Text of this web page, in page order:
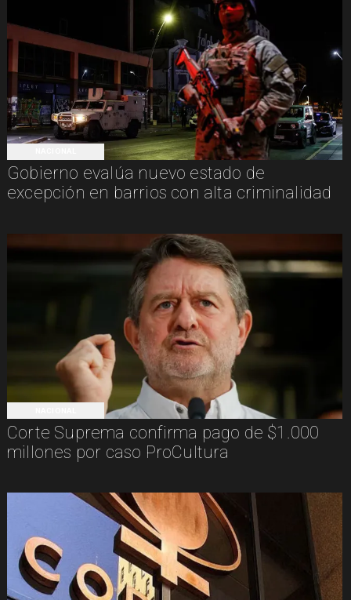
Gobierno evalúa nuevo estado de
excepción en barrios con alta criminalidad
Corte Suprema confirma pago de $1.000
millones por caso ProCultura